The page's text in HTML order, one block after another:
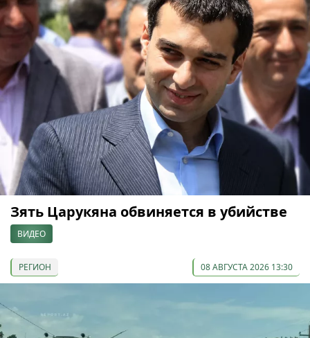
Зять Царукяна обвиняется в убийстве
ВИДЕО
РЕГИОН 08 АВГУСТА 2026 13:30